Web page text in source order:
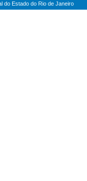
do Estado do Rio de Janeiro